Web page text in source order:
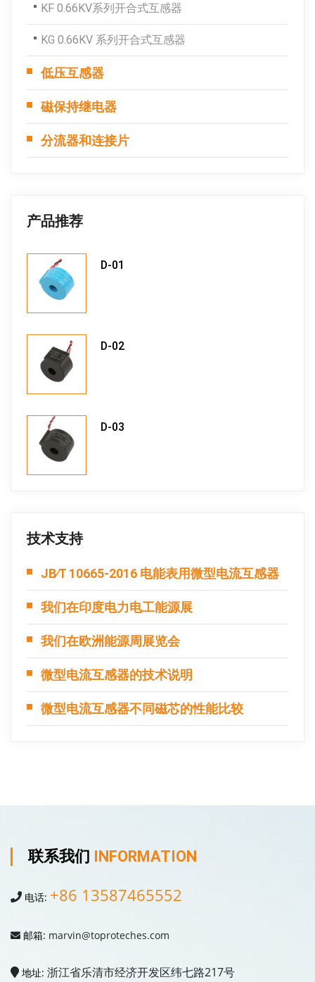
KF 0.66KV系列开合式互感器
KG 0.66KV 系列开合式互感器
低压互感器
磁保持继电器
分流器和连接片
产品推荐
D-01
D-02
D-03
技术支持
JB∕T 10665-2016 电能表用微型电流互感器
我们在印度电力电工能源展
我们在欧洲能源周展览会
微型电流互感器的技术说明
微型电流互感器不同磁芯的性能比较
联系我们 INFORMATION
电话: +86 13587465552
邮箱: marvin@toproteches.com
地址: 浙江省乐清市经济开发区纬七路217号